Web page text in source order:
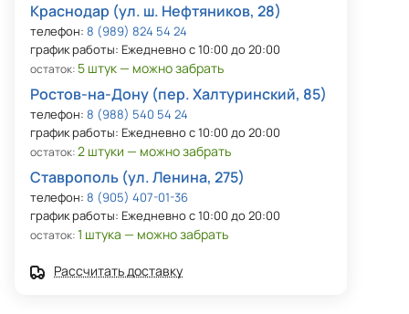
Краснодар (ул. ш. Нефтяников, 28)
телефон: 8 (989) 824 54 24
график работы: Ежедневно с 10:00 до 20:00
остаток: 5 штук — можно забрать
Ростов-на-Дону (пер. Халтуринский, 85)
телефон: 8 (988) 540 54 24
график работы: Ежедневно с 10:00 до 20:00
остаток:2 штуки — можно забрать
Ставрополь (ул. Ленина, 275)
телефон: 8 (905) 407-01-36
график работы: Ежедневно с 10:00 до 20:00
остаток:1 штука — можно забрать
Рассчитать доставку